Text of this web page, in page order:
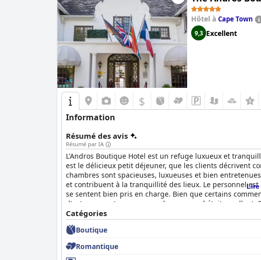
Hôtel à Cape Town
9,3 Excellent
$
Information
Résumé des avis
Résumé par IA
L'Andros Boutique Hotel est un refuge luxueux et
est le délicieux petit déjeuner, que les clients décrivent
chambres sont spacieuses, luxueuses et bien
et contribuent à la tranquillité des lieux. Le personnel
se sentent bien pris en charge. Bien que certains
d'entre eux ont reconnu que le personnel était
comme excellent, incroyable et le meilleur hôtel dans
Catégories
Boutique
Romantique